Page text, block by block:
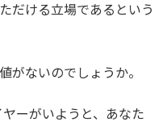
だける立場であるという
がないのでしょうか。
ーがいようと、あなた